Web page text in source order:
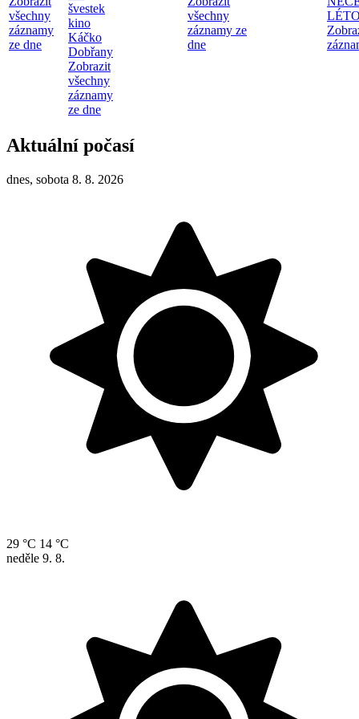
všechny
záznamy
ze dne
švestek
kino
Káčko
Dobřany
Zobrazit
všechny
záznamy
ze dne
všechny
záznamy ze
dne
Aktuální počasí
dnes, sobota 8. 8. 2026
29 °C 14 °C
neděle 9. 8.